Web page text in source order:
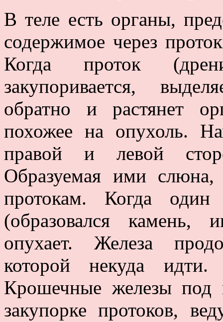
В теле есть органы,
содержимое через
Когда проток
закупоривается,
обратно и растянет
похожее на опухоль.
правой и левой
Образуемая ими
протокам. Когда один
(образовался камень,
опухает. Железа
которой некуда
Крошечные железы
закупорке протоков,